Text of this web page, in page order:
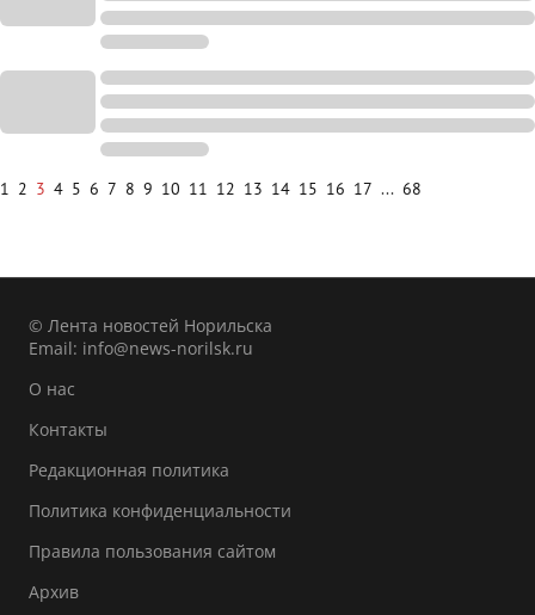
1 2 3 4 5 6 7 8 9 10 11 12 13 14 15 16 17 ... 68
© Лента новостей Норильска
Email: info@news-norilsk.ru
О нас
Контакты
Редакционная политика
Политика конфиденциальности
Правила пользования сайтом
Архив